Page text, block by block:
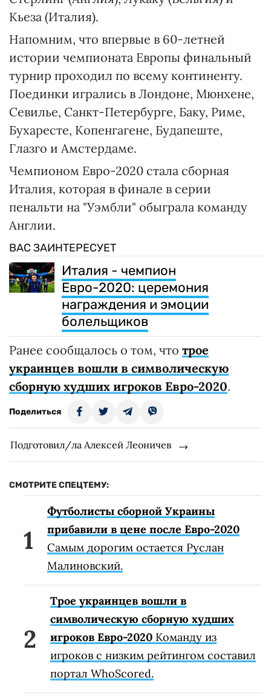
Кьеза (Италия).
Напомним, что впервые в 60-летней
истории чемпионата Европы финальный
турнир проходил по всему континенту.
Поединки игрались в Лондоне, Мюнхене,
Севилье, Санкт-Петербурге, Баку, Риме,
Бухаресте, Копенгагене, Будапеште,
Глазго и Амстердаме.
Чемпионом Евро-2020 стала сборная
Италия, которая в финале в серии
пенальти на "Уэмбли" обыграла команду
Англии.
ВАС ЗАИНТЕРЕСУЕТ
Италия - чемпион
Евро-2020: церемония
награждения и эмоции
болельщиков
Ранее сообщалось о том, что трое
украинцев вошли в символическую
сборную худших игроков Евро-2020.
Поделиться
Подготовил/ла Алексей Леоничев
СМОТРИТЕ СПЕЦТЕМУ:
Футболисты сборной Украины
прибавили в цене после Евро-2020
Самым дорогим остается Руслан
Малиновский.
Трое украинцев вошли в
символическую сборную худших
игроков Евро-2020 Команду из
игроков с низким рейтингом составил
портал WhoScored.